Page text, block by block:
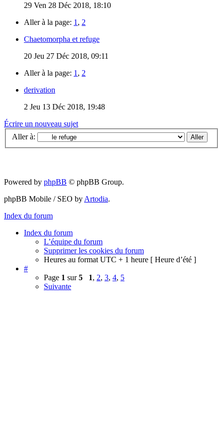
29 Ven 28 Déc 2018, 18:10
Aller à la page: 1 , 2
Chaetomorpha et refuge
20 Jeu 27 Déc 2018, 09:11
Aller à la page: 1 , 2
derivation
2 Jeu 13 Déc 2018, 19:48
Écrire un nouveau sujet
Aller à:
Powered by phpBB © phpBB Group.
phpBB Mobile / SEO byArtodia.
Index du forum
Index du forum
L’équipe du forum
Supprimer les cookies du forum
Heures au format UTC + 1 heure [ Heure d’été ]
#
Page 1 sur5 1, 2, 3, 4, 5
Suivante